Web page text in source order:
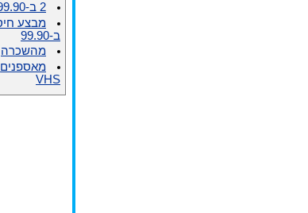
2 ב-99.90
ב-99.90
מהשכרה
מאספנים
VHS